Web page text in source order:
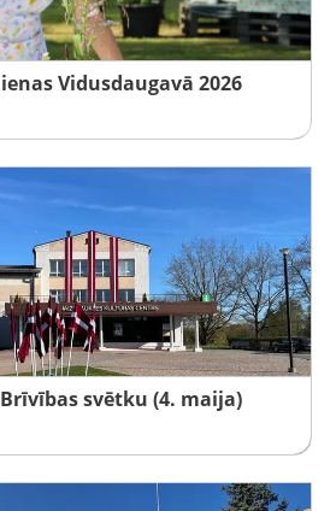
Vidusdaugavā 2026
svētku (4. maija)